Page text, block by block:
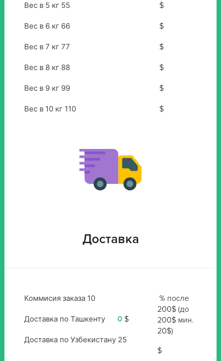
Вес в 5 кг 55 $
Вес в 6 кг 66 $
Вес в 7 кг 77 $
Вес в 8 кг 88 $
Вес в 9 кг 99 $
Вес в 10 кг 110 $
Доставка
Коммисия заказа 10
% после
200$ (до
200$ мин.
20$)
Доставка по Ташкенту 0 $
Доставка по Узбекистану 25
$